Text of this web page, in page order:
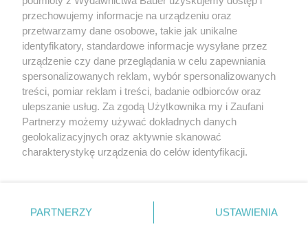
Udostępnij
przechowujemy informacje na urządzeniu oraz
przetwarzamy dane osobowe, takie jak unikalne
identyfikatory, standardowe informacje wysyłane przez
urządzenie czy dane przeglądania w celu zapewniania
spersonalizowanych reklam, wybór spersonalizowanych
treści, pomiar reklam i treści, badanie odbiorców oraz
ulepszanie usług. Za zgodą Użytkownika my i Zaufani
Partnerzy możemy używać dokładnych danych
geolokalizacyjnych oraz aktywnie skanować
charakterystykę urządzenia do celów identyfikacji.
zmienić/wycofać klikając przycisk ustawień prywatności
znajdujący się w lewym dolnym rogu strony
PARTNERZY USTAWIENIA